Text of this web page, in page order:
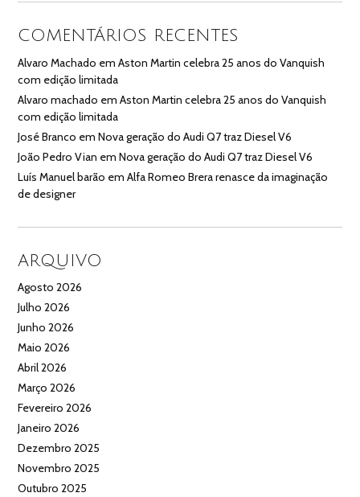
COMENTÁRIOS RECENTES
Alvaro Machado emAston Martin celebra 25 anos do Vanquish
com edição limitada
Alvaro machado emAston Martin celebra 25 anos do Vanquish
com edição limitada
José Branco emNova geração do Audi Q7 traz Diesel V6
João Pedro Vian emNova geração do Audi Q7 traz Diesel V6
Luís Manuel barão emAlfa Romeo Brera renasce da imaginação
de designer
ARQUIVO
Agosto 2026
Julho 2026
Junho 2026
Maio 2026
Abril 2026
Março 2026
Fevereiro 2026
Janeiro 2026
Dezembro 2025
Novembro 2025
Outubro 2025